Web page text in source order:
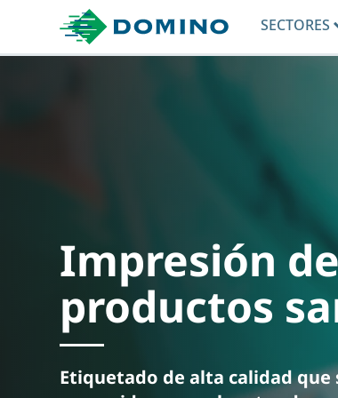
SECTORES
Impresión
productos
Etiquetado de alta calidad